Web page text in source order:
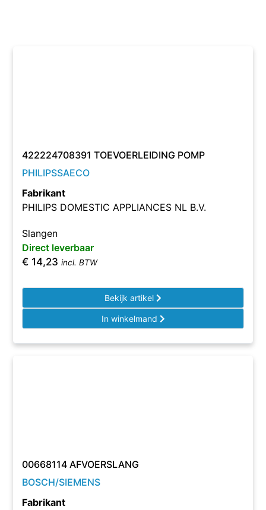
422224708391 TOEVOERLEIDING POMP
PHILIPSSAECO
Fabrikant
PHILIPS DOMESTIC APPLIANCES NL B.V.
Slangen
Direct leverbaar
€ 14,23 incl. BTW
Bekijk artikel
In winkelmand
00668114 AFVOERSLANG
BOSCH/SIEMENS
Fabrikant